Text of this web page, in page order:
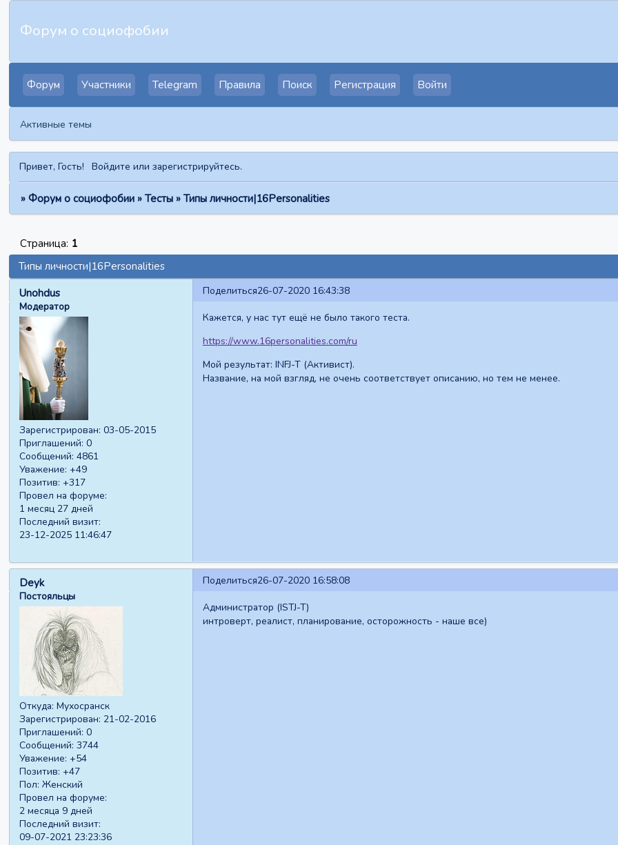
Форум о социофобии
Форум Участники Telegram Правила Поиск Регистрация Войти
Активные темы
Привет, Гость! Войдите илизарегистрируйтесь.
» Форум о социофобии » Тесты » Типы личности|16Personalities
Типы личности|16Personalities
Страница: 1
Поделиться26-07-2020 16:43:38
Unohdus
Модератор
Зарегистрирован: 03-05-2015
Приглашений: 0
Сообщений: 4861
Уважение: +49
Позитив: +317
Провел на форуме:
1 месяц 27 дней
Последний визит:
23-12-2025 11:46:47
Кажется, у нас тут ещё не было такого теста.
https://www.16personalities.com/ru
Мой результат: INFJ-T (Активист).
Название, на мой взгляд, не очень соответствует описанию, но тем не менее.
Поделиться26-07-2020 16:58:08
Deyk
Постояльцы
Откуда: Мухосранск
Зарегистрирован: 21-02-2016
Приглашений: 0
Сообщений: 3744
Уважение: +54
Позитив: +47
Пол: Женский
Провел на форуме:
2 месяца 9 дней
Последний визит:
09-07-2021 23:23:36
Администратор (ISTJ-T)
интроверт, реалист, планирование, осторожность - наше все)